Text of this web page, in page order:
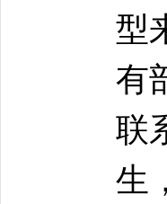
型
有
联
生